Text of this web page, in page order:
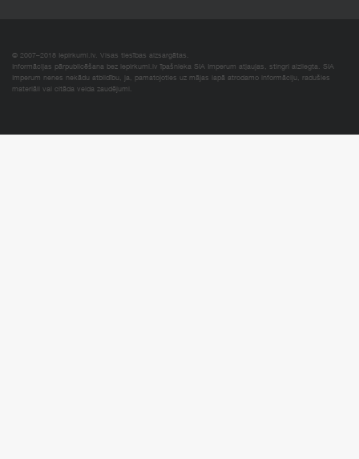
© 2007–2018 Iepirkumi.lv. Visas tiesības aizsargātas.
Informācijas pārpublicēšana bez iepirkumi.lv īpašnieka SIA Imperum atļaujas, stingri aizliegta. SIA
Imperum nenes nekādu atbildību, ja, pamatojoties uz mājas lapā atrodamo informāciju, radušies
materiāli vai citāda veida zaudējumi.